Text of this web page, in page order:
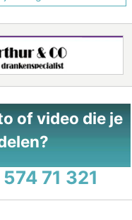
of video die je
71 321